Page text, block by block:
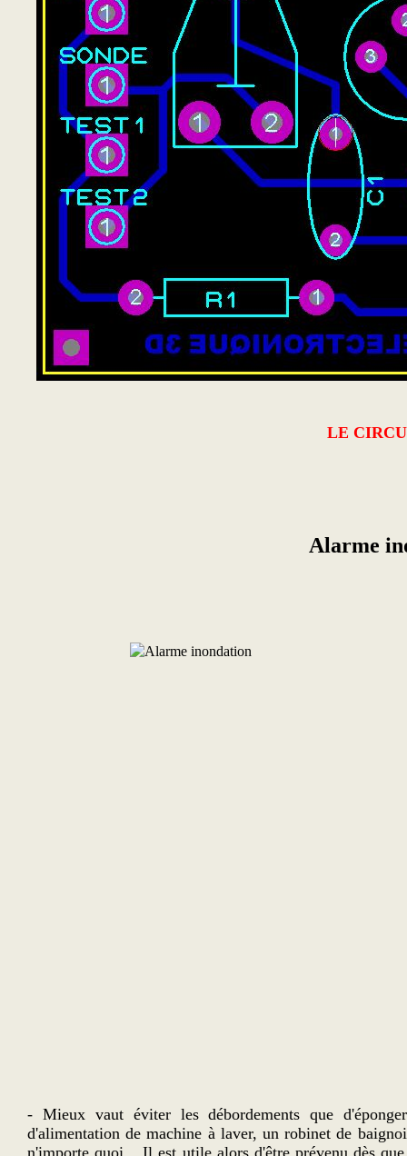
LE
Alarme
- Mieux vaut éviter les débordements que
d'alimentation de machine à laver, un robinet de
n'importe quoi... Il est utile alors d'être prévenu dès